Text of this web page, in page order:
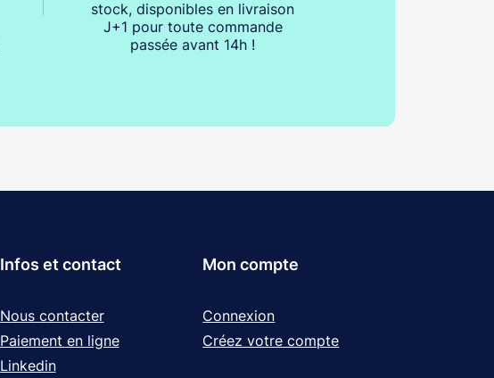
stock, disponibles en livraison
J+1 pour toute commande
passée avant 14h !
Infos et contact
Nous contacter
Paiement en ligne
Linkedin
Mon compte
Connexion
Créez votre compte